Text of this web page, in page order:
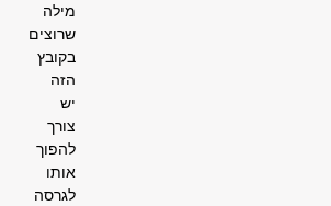
מילה
שרוצים
בקובץ
הזה
יש
צורך
להפוך
אותו
לגרסה